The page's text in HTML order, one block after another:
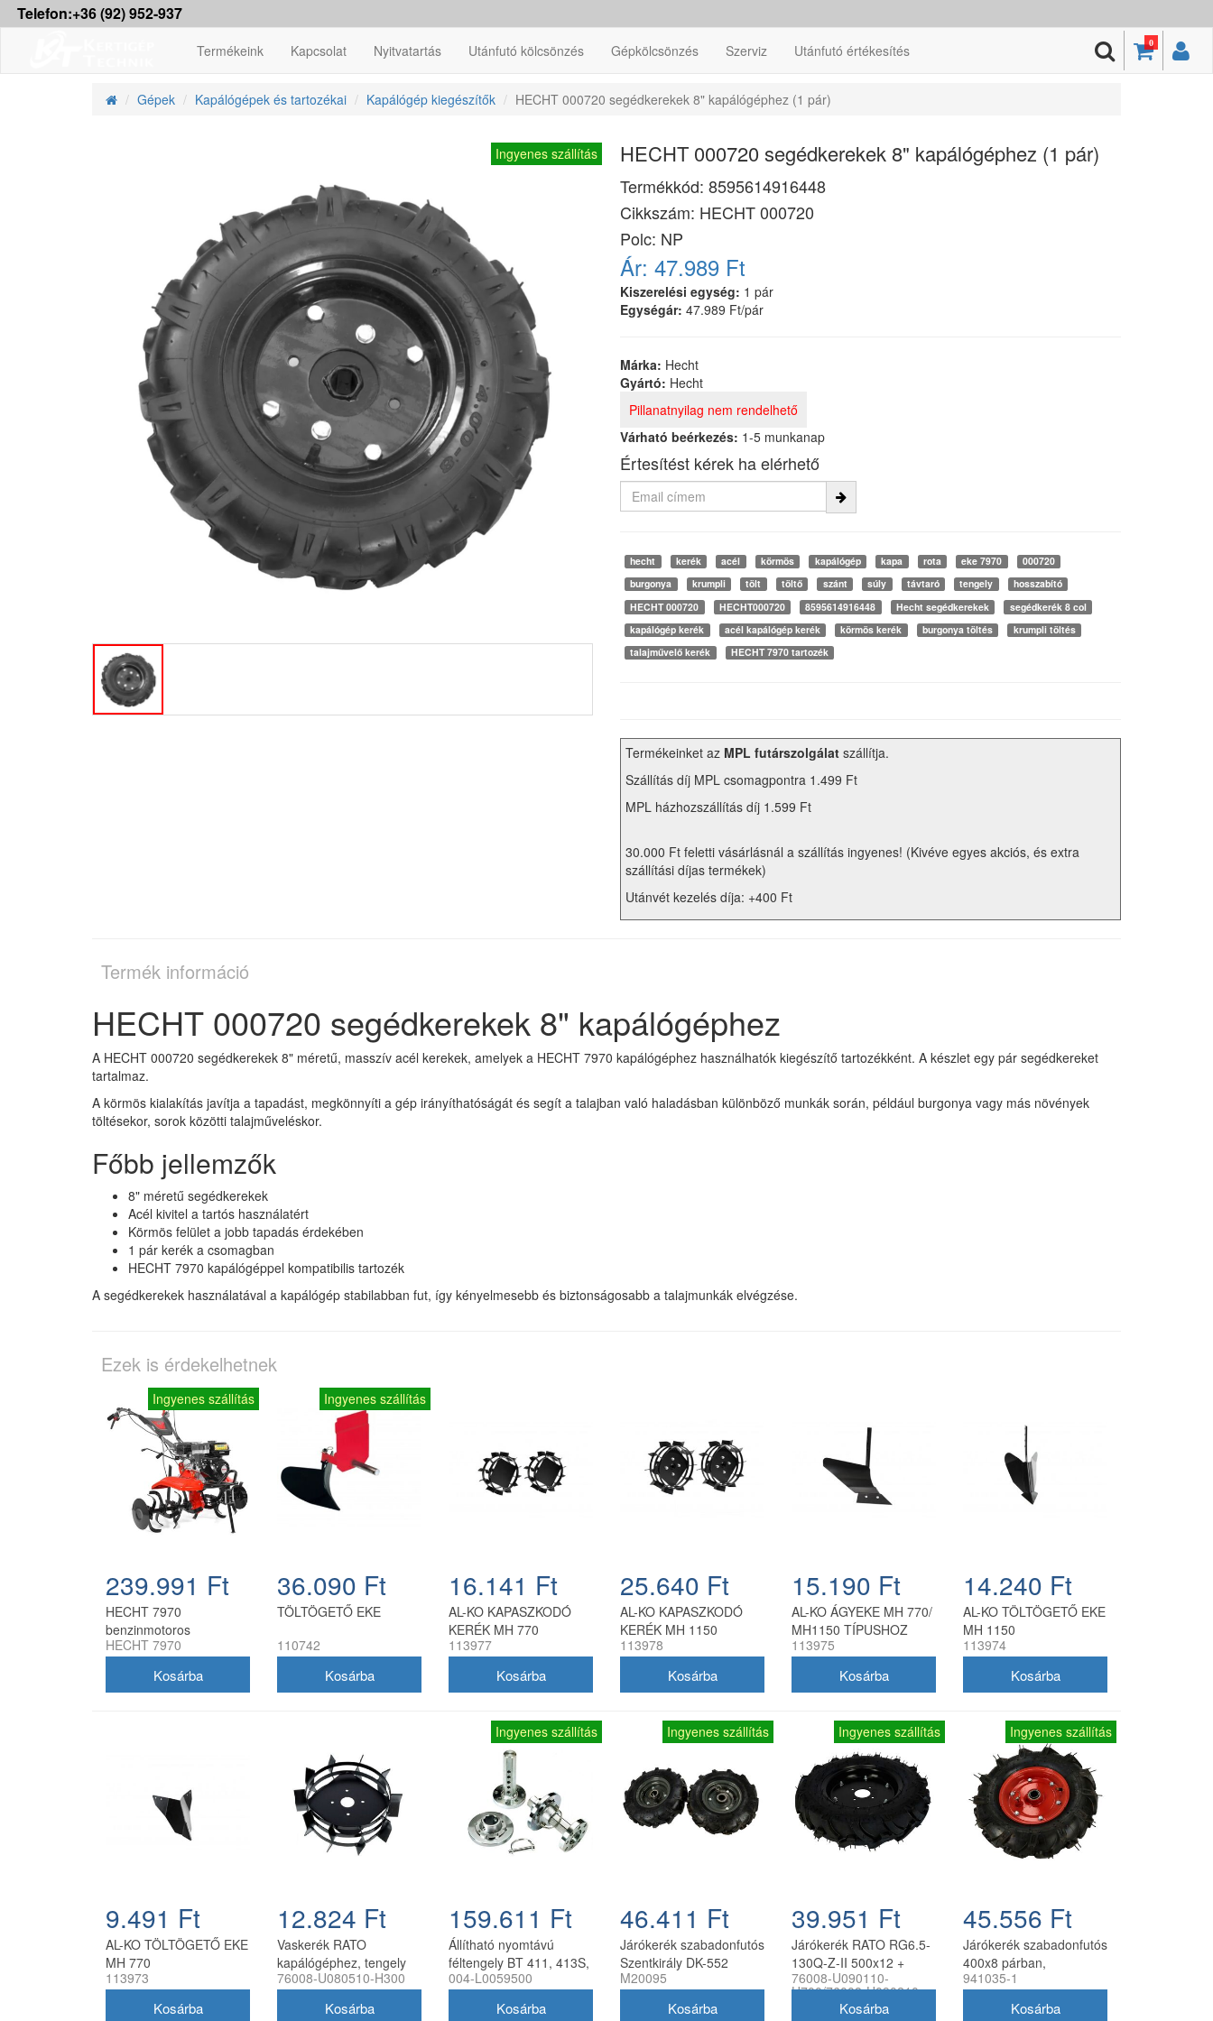
Telefon:+36 (92) 952-937
0
Termékeink Kapcsolat Nyitvatartás Utánfutó kölcsönzés Gépkölcsönzés Szerviz Utánfutó értékesítés
Gépek Kapálógépek és tartozékai Kapálógép kiegészítők HECHT 000720 segédkerekek 8" kapálógéphez (1 pár)
Ingyenes szállítás HECHT 000720 segédkerekek 8" kapálógéphez (1 pár)
Termékkód: 8595614916448
Cikkszám: HECHT 000720
Polc: NP
Ár: 47.989 Ft
Kiszerelési egység: 1 pár
Egységár: 47.989 Ft/pár
Márka: Hecht
Gyártó: Hecht
Pillanatnyilag nem rendelhető
Várható beérkezés: 1-5 munkanap
Értesítést kérek ha elérhető
hecht kerék acél körmös kapálógép kapa rota eke 7970
000720
burgonya
krumpli tölt töltő szánt súly távtaró tengely
hosszabító
HECHT 000720
HECHT000720 8595614916448 Hecht segédkerekek
segédkerék 8 col
kapálógép kerék
acél kapálógép kerék körmös kerék burgonya töltés
krumpli töltés
talajművelő kerék
HECHT 7970 tartozék
Termékeinket az MPL futárszolgálat szállítja.
Szállítás díj MPL csomagpontra 1.499 Ft
MPL házhozszállítás díj 1.599 Ft
30.000 Ft feletti vásárlásnál a szállítás ingyenes! (Kivéve egyes akciós, és extra
szállítási díjas termékek)
Utánvét kezelés díja: +400 Ft
Termék információ
HECHT 000720 segédkerekek 8" kapálógéphez
A HECHT 000720 segédkerekek 8" méretű, masszív acél kerekek, amelyek a HECHT 7970 kapálógéphez használhatók kiegészítő tartozékként. A készlet egy pár segédkereket
tartalmaz.
A körmös kialakítás javítja a tapadást, megkönnyíti a gép irányíthatóságát és segít a talajban való haladásban különböző munkák során, például burgonya vagy más növények
töltésekor, sorok közötti talajműveléskor.
Főbb jellemzők
8" méretű segédkerekek
Acél kivitel a tartós használatért
Körmös felület a jobb tapadás érdekében
1 pár kerék a csomagban
HECHT 7970 kapálógéppel kompatibilis tartozék
A segédkerekek használatával a kapálógép stabilabban fut, így kényelmesebb és biztonságosabb a talajmunkák elvégzése.
Ezek is érdekelhetnek
Ingyenes szállítás
239.991 Ft
HECHT 7970
benzinmotoros
kapálógép 110 cm
HECHT 7970
Ingyenes szállítás
36.090 Ft
TÖLTÖGETŐ EKE
110742
16.141 Ft
AL-KO KAPASZKODÓ
KERÉK MH 770
113977
25.640 Ft
AL-KO KAPASZKODÓ
KERÉK MH 1150
113978
15.190 Ft
AL-KO ÁGYEKE MH 770/
MH1150 TÍPUSHOZ
113975
14.240 Ft
AL-KO TÖLTÖGETŐ EKE
MH 1150
113974
9.491 Ft
AL-KO TÖLTÖGETŐ EKE
MH 770
113973
12.824 Ft
Vaskerék RATO
kapálógéphez, tengely
nélkül
76008-U080510-H300
Ingyenes szállítás
159.611 Ft
Állítható nyomtávú
féltengely BT 411, 413S,
417S kultivátorhoz,
004-L0059500
Ingyenes szállítás
46.411 Ft
Járókerék szabadonfutós
Szentkirály DK-552
350x6, párban
M20095
Ingyenes szállítás
39.951 Ft
Járókerék RATO RG6.5-
130Q-Z-II 500x12 +
tengely készlet (pár)
76008-U090110-
H700/76008-U090210-
Ingyenes szállítás
45.556 Ft
Járókerék szabadonfutós
400x8 párban,
csapágyazott
kapálógéphez
941035-1